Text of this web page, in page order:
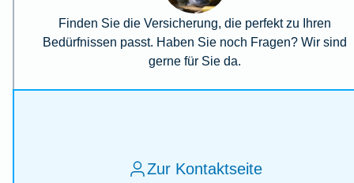
Finden Sie die Versicherung, die perfekt zu Ihren
Bedürfnissen passt. Haben Sie noch Fragen? Wir sind
gerne für Sie da.
Zur Kontaktseite